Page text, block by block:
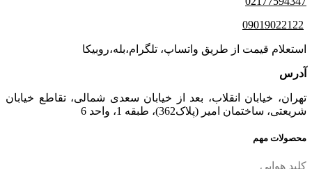
09019022122
استعلام قیمت از طریق واتساپ، تلگرام،بله،روبیکا
آدرس
تهران، خیابان انقلاب، بعد از خیابان سعدی شمالی، تقاطع خیابان
شریعتی، ساختمان امیر (پلاک362)، طبقه 1، واحد 6
محصولات مهم
کلید هوایی